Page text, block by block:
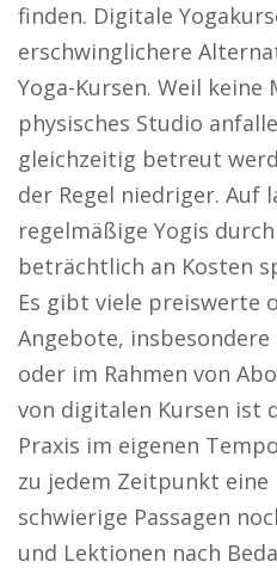
finden. Digitale
erschwinglichere
Yoga-Kursen. Weil
physisches Studio
gleichzeitig betreut
der Regel niedriger. Auf
regelmäßige Yogis
beträchtlich an Kosten
Es gibt viele preiswerte
Angebote,
oder im Rahmen von
von digitalen Kursen ist
Praxis im eigenen
zu jedem Zeitpunkt eine
schwierige Passagen
und Lektionen nach